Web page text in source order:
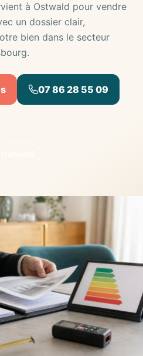
à Ostwald pour vendre
un dossier clair,
bien dans le secteur
07 86 28 55 09